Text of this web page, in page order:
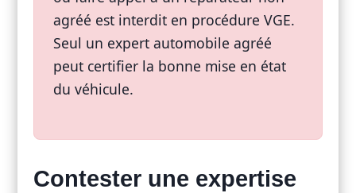
agréé est interdit en procédure VGE.
Seul un expert automobile agréé
peut certifier la bonne mise en état
du véhicule.
Contester une expertise